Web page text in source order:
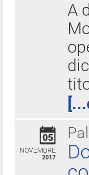
A
05
NOVEMBRE
2017